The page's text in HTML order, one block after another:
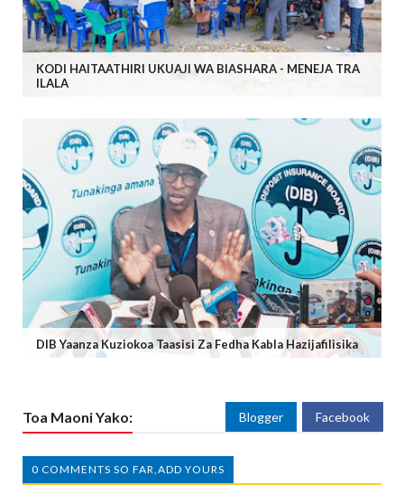
KODI HAITAATHIRI UKUAJI WA BIASHARA - MENEJA TRA
ILALA
DIB Yaanza Kuziokoa Taasisi Za Fedha Kabla Hazijafilisika
Toa Maoni Yako: Blogger Facebook
0 COMMENTS SO FAR,ADD YOURS